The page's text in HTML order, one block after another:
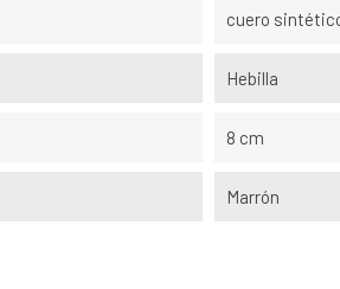
cuero
Hebilla
8 cm
Marrón